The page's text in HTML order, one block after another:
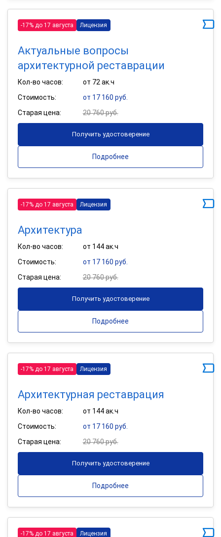
-17% до 17 августа Лицензия
Актуальные вопросы
архитектурной реставрации
Кол-во часов:
от 72 ак.ч
Стоимость:
от 17 160 руб.
Старая цена:
20 760 руб.
Получить удостоверение
Подробнее
-17% до 17 августа Лицензия
Архитектура
Кол-во часов:
от 144 ак.ч
Стоимость:
от 17 160 руб.
Старая цена:
20 760 руб.
Получить удостоверение
Подробнее
-17% до 17 августа Лицензия
Архитектурная реставрация
Кол-во часов:
от 144 ак.ч
Стоимость:
от 17 160 руб.
Старая цена:
20 760 руб.
Получить удостоверение
Подробнее
-17% до 17 августа Лицензия